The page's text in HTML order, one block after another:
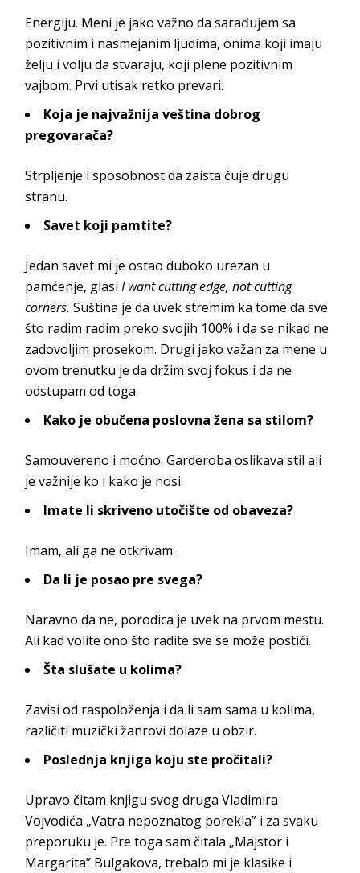
Energiju. Meni je jako važno da sarađujem sa
pozitivnim i nasmejanim ljudima, onima koji imaju
želju i volju da stvaraju, koji plene pozitivnim
vajbom. Prvi utisak retko prevari.
Koja je najvažnija veština dobrog
pregovarača?
Strpljenje i sposobnost da zaista čuje drugu
stranu.
Savet koji pamtite?
Jedan savet mi je ostao duboko urezan u
pamćenje, glasiI want cutting edge, not cutting
corners. Suština je da uvek stremim ka tome da sve
što radim radim preko svojih 100% i da se nikad ne
zadovoljim prosekom. Drugi jako važan za mene u
ovom trenutku je da držim svoj fokus i da ne
odstupam od toga.
Kako je obučena poslovna žena sa stilom?
Samouvereno i moćno. Garderoba oslikava stil ali
je važnije ko i kako je nosi.
Imate li skriveno utočište od obaveza?
Imam, ali ga ne otkrivam.
Da li je posao pre svega?
Naravno da ne, porodica je uvek na prvom mestu.
Ali kad volite ono što radite sve se može postići.
Šta slušate u kolima?
Zavisi od raspoloženja i da li sam sama u kolima,
različiti muzički žanrovi dolaze u obzir.
Poslednja knjiga koju ste pročitali?
Upravo čitam knjigu svog druga Vladimira
Vojvodića „Vatra nepoznatog porekla” i za svaku
preporuku je. Pre toga sam čitala „Majstor i
Margarita” Bulgakova, trebalo mi je klasike i